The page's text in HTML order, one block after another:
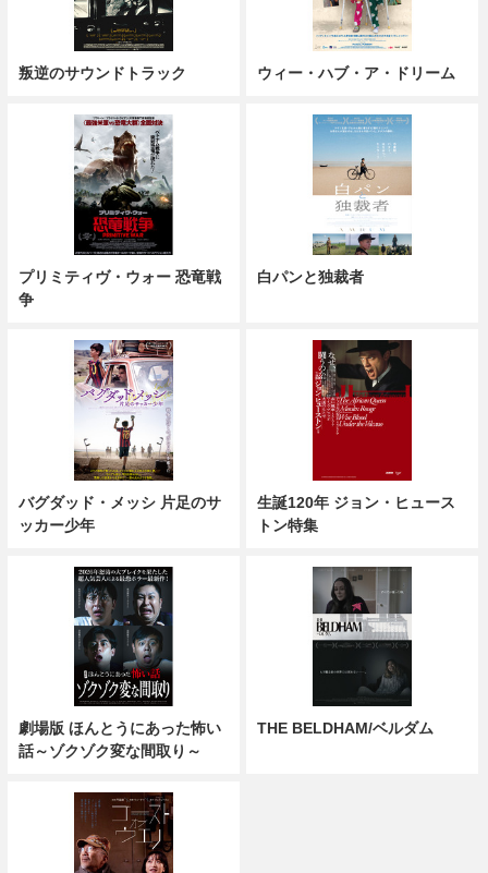
叛逆のサウンドトラック ウィー・ハブ・ア・ドリーム
プリミティヴ・ウォー 恐竜戦
争
白パンと独裁者
バグダッド・メッシ 片足のサ
ッカー少年
生誕120年 ジョン・ヒュース
トン特集
劇場版 ほんとうにあった怖い
話～ゾクゾク変な間取り～
THE BELDHAM/ベルダム